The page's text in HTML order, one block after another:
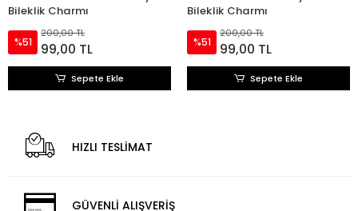
Bileklik Charmı
%51
200,00 TL
99,00 TL
Sepete Ekle
Bileklik Charmı
%51
200,00 TL
99,00 TL
Sepete Ekle
HIZLI TESLİMAT
GÜVENLİ ALIŞVERİŞ